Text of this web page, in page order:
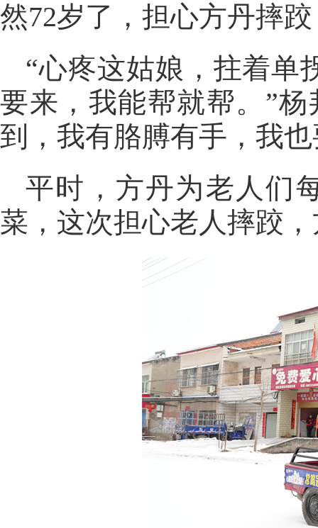
然72岁了，担心方丹摔
“心疼这姑娘，拄着单
要来，我能帮就帮。”
到，我有胳膊有手，我
平时，方丹为老人们
菜，这次担心老人摔跤